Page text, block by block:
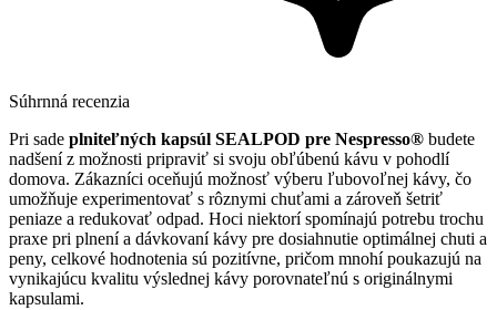
Súhrnná recenzia
Pri sade plniteľných kapsúl SEALPOD pre Nespresso® budete
nadšení z možnosti pripraviť si svoju obľúbenú kávu v pohodlí
domova. Zákazníci oceňujú možnosť výberu ľubovoľnej kávy, čo
umožňuje experimentovať s rôznymi chuťami a zároveň šetriť
peniaze a redukovať odpad. Hoci niektorí spomínajú potrebu trochu
praxe pri plnení a dávkovaní kávy pre dosiahnutie optimálnej chuti a
peny, celkové hodnotenia sú pozitívne, pričom mnohí poukazujú na
vynikajúcu kvalitu výslednej kávy porovnateľnú s originálnymi
kapsulami.